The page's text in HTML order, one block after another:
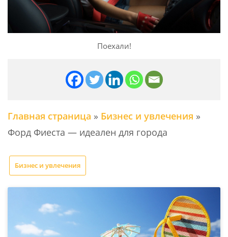
Поехали!
Главная страница » Бизнес и увлечения »
Форд Фиеста — идеален для города
Бизнес и увлечения